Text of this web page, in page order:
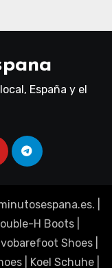
España y el
. |
H Boots
Shoes|
| Koel Schuhe|